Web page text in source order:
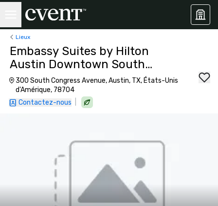
Lieux
Embassy Suites by Hilton
Austin Downtown South
Congress
300 South Congress Avenue, Austin, TX, États-Unis
d'Amérique, 78704
Contactez-nous